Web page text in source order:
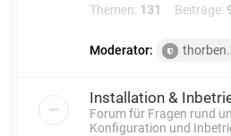
Themen: 131 Beiträge:
Moderator:
Installation &
Forum für Fragen rund
Konfiguration und